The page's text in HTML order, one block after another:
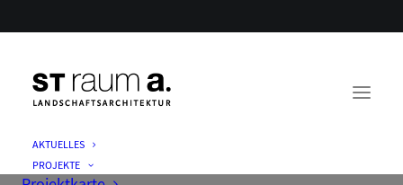
AKTUELLES
PROJEKTE